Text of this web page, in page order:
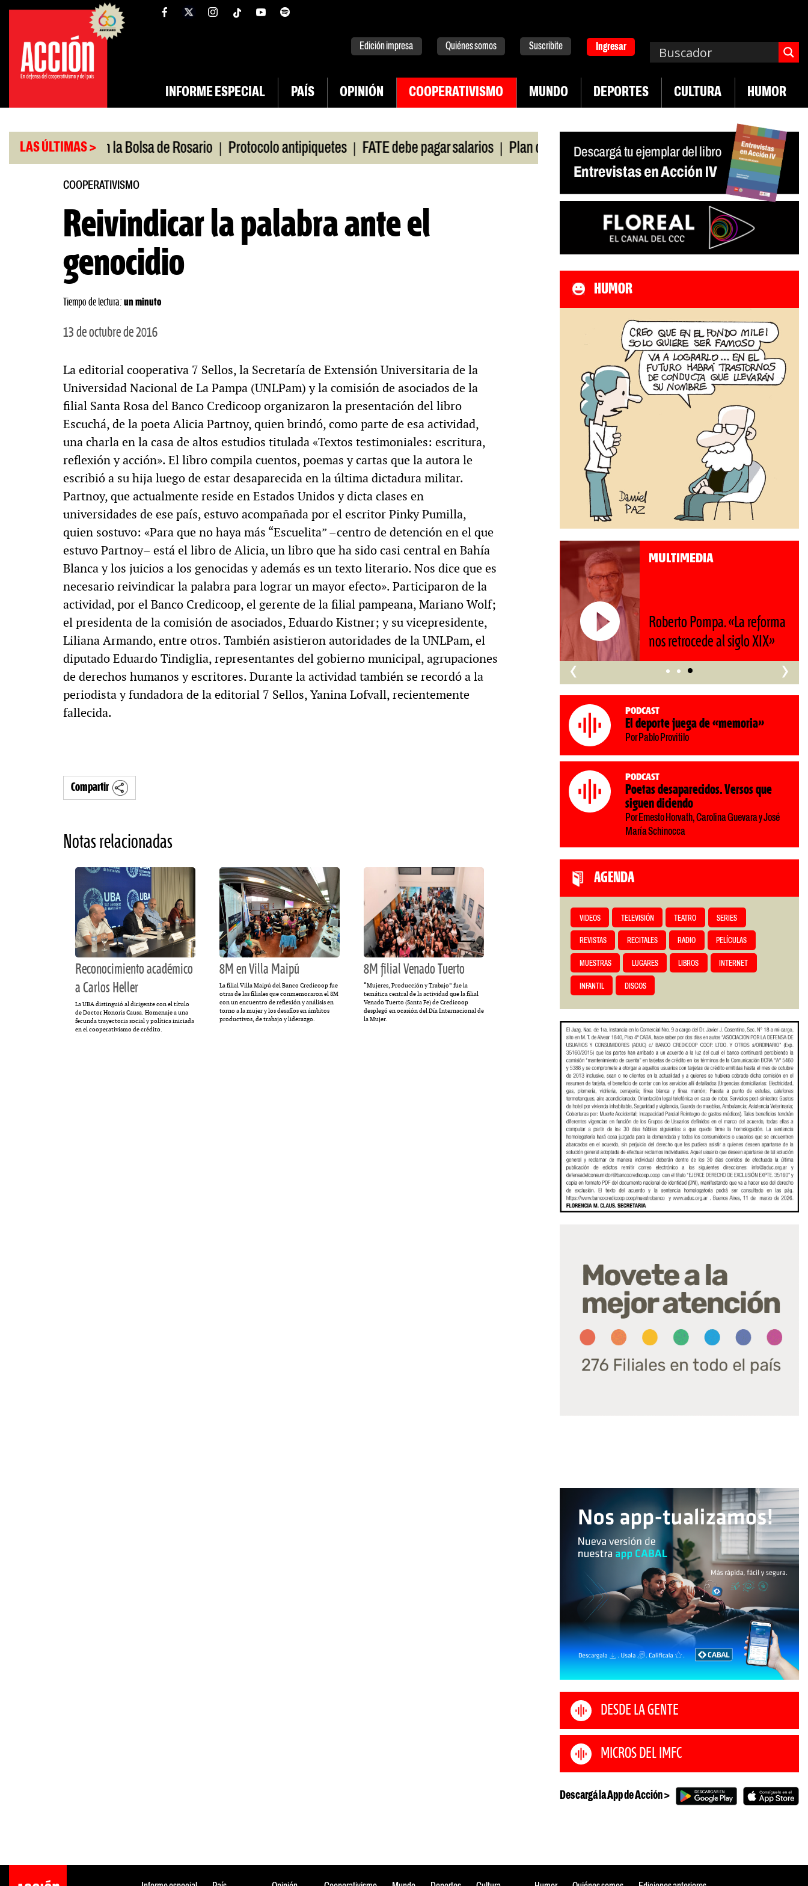
Saltar
contenido
facebooktwitterinstagram
Edición impresa Quiénes somos Suscribite Ingresar
INFORME ESPECIAL PAÍS OPINIÓN COOPERATIVISMO MUNDO DEPORTES CULTURA HUMOR
LAS ÚLTIMAS >
Caputo en la Bolsa de Rosario | Protocolo antipiquetes | FATE debe pagar salarios | Plan de lucha de UTEP | Exportaciones del agro | Crece
COOPERATIVISMO
Reivindicar la palabra ante el
genocidio
Tiempo de lectura: un minuto
13 de octubre de 2016
La editorial cooperativa 7 Sellos, la Secretaría de Extensión Universitaria de la
Universidad Nacional de La Pampa (UNLPam) y la comisión de asociados de la
filial Santa Rosa del Banco Credicoop organizaron la presentación del libro
Escuchá, de la poeta Alicia Partnoy, quien brindó, como parte de esa actividad,
una charla en la casa de altos estudios titulada «Textos testimoniales: escritura,
reflexión y acción». El libro compila cuentos, poemas y cartas que la autora le
escribió a su hija luego de estar desaparecida en la última dictadura militar.
Partnoy, que actualmente reside en Estados Unidos y dicta clases en
universidades de ese país, estuvo acompañada por el escritor Pinky Pumilla,
quien sostuvo: «Para que no haya más “Escuelita” –centro de detención en el que
estuvo Partnoy– está el libro de Alicia, un libro que ha sido casi central en Bahía
Blanca y los juicios a los genocidas y además es un texto literario. Nos dice que es
necesario reivindicar la palabra para lograr un mayor efecto». Participaron de la
actividad, por el Banco Credicoop, el gerente de la filial pampeana, Mariano Wolf;
el presidenta de la comisión de asociados, Eduardo Kistner; y su vicepresidente,
Liliana Armando, entre otros. También asistieron autoridades de la UNLPam, el
diputado Eduardo Tindiglia, representantes del gobierno municipal, agrupaciones
de derechos humanos y escritores. Durante la actividad también se recordó a la
periodista y fundadora de la editorial 7 Sellos, Yanina Lofvall, recientemente
fallecida.
Compartir
Notas relacionadas
Reconocimiento académico
a Carlos Heller
La UBA distinguió al dirigente con el título
de Doctor Honoris Causa. Homenaje a una
fecunda trayectoria social y política iniciada
en el cooperativismo de crédito.
8M en Villa Maipú
La filial Villa Maipú del Banco Credicoop fue
otras de las filiales que conmemoraron el 8M
con un encuentro de reflexión y análisis en
torno a la mujer y los desafíos en ámbitos
productivos, de trabajo y liderazgo.
8M filial Venado Tuerto
“Mujeres, Producción y Trabajo” fue la
temática central de la actividad que la filial
Venado Tuerto (Santa Fe) de Credicoop
desplegó en ocasión del Día Internacional de
la Mujer.
HUMOR
«La reforma
MULTIMEDIA
60º aniversario de Acción.
Periodismo con historia
MULTIMEDIA
Rocambole. Imágenes
paganas
MULTIMEDIA
Roberto Pompa. «La reforma
nos retrocede al siglo XIX»
‹ ›
Podcast
El deporte juega de «memoria»
Por Pablo Provitilo
Podcast
Poetas desaparecidos. Versos que
siguen diciendo
Por Ernesto Horvath, Carolina Guevara y José
María Schinocca
AGENDA
VIDEOS TELEVISIÓN TEATRO SERIES
REVISTAS RECITALES RADIO PELÍCULAS
MUESTRAS LUGARES LIBROS INTERNET
INFANTIL DISCOS
DESDE LA GENTE
MICROS DEL IMFC
Descargá la App de Acción >